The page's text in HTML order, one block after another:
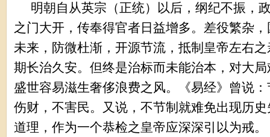
明朝自从英宗（正统）以后，纲纪不振，
之门大开，传奉得官者日益增多。差役繁杂
未来，防微杜渐，开源节流，抵制皇帝左右
期长治久安。但终是治标而未能治本，对大
盛世容易滋生奢侈浪费之风。《易经》曾说
伤财，不害民。又说，不节制就难免出现历
道理，作为一个恭检之皇帝应深深引以为戒。